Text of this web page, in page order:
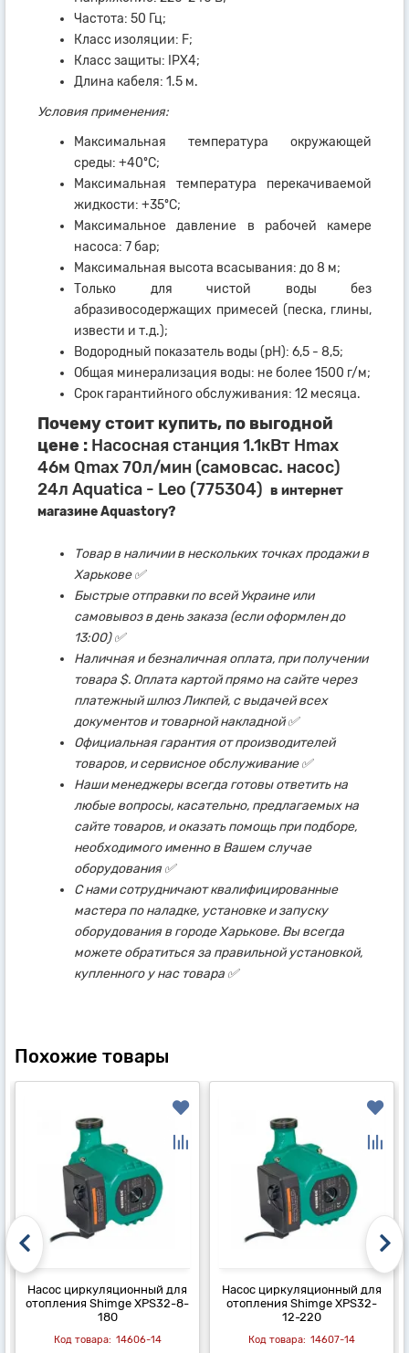
Частота: 50 Гц;
Класс изоляции: F;
Класс защиты: IPX4;
Длина кабеля: 1.5 м.
Условия применения:
Максимальная температура окружающей
среды: +40ºC;
Максимальная температура перекачиваемой
жидкости: +35ºC;
Максимальное давление в рабочей камере
насоса: 7 бар;
Максимальная высота всасывания: до 8 м;
Только для чистой воды без
абразивосодержащих примесей (песка, глины,
извести и т.д.);
Водородный показатель воды (рН): 6,5 - 8,5;
Общая минерализация воды: не более 1500 г/м;
Срок гарантийного обслуживания: 12 месяца.
Почему стоит купить, по выгодной
цене : Насосная станция 1.1кВт Hmax
46м Qmax 70л/мин (самовсас. насос)
24л Aquatica - Leo (775304) в интернет
магазине Aquastory?
Товар в наличии в нескольких точках продажи в
Харькове ✅
Быстрые отправки по всей Украине или
самовывоз в день заказа (если оформлен до
13:00) ✅
Наличная и безналичная оплата, при получении
товара $. Оплата картой прямо на сайте через
платежный шлюз Ликпей, с выдачей всех
документов и товарной накладной ✅
Официальная гарантия от производителей
товаров, и сервисное обслуживание ✅
Наши менеджеры всегда готовы ответить на
любые вопросы, касательно, предлагаемых на
сайте товаров, и оказать помощь при подборе,
необходимого именно в Вашем случае
оборудования ✅
С нами сотрудничают квалифицированные
мастера по наладке, установке и запуску
оборудования в городе Харькове. Вы всегда
можете обратиться за правильной установкой,
купленного у нас товара ✅
Похожие товары
Насос циркуляционный для
отопления Shimge XPS32-8-
180
14606-14
Насос циркуляционный для
отопления Shimge XPS32-
12-220
14607-14